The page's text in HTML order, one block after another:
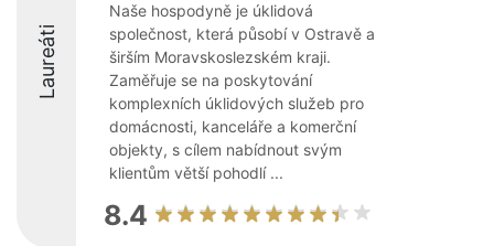
Laureáti
Naše hospodyně je úklidová
společnost, která působí v Ostravě a
širším Moravskoslezském kraji.
Zaměřuje se na poskytování
komplexních úklidových služeb pro
domácnosti, kanceláře a komerční
objekty, s cílem nabídnout svým
klientům větší pohodlí ...
8.4